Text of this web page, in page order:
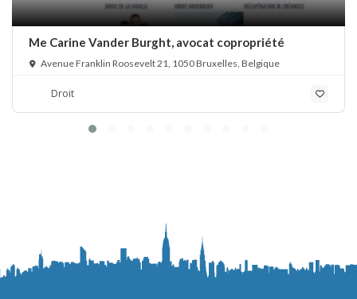
Me Carine Vander Burght, avocat copropriété
Avenue Franklin Roosevelt 21, 1050 Bruxelles, Belgique
Droit